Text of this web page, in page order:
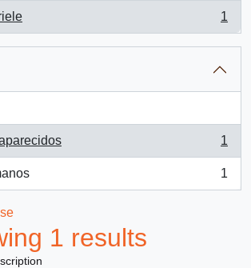
1
1
1
1 results